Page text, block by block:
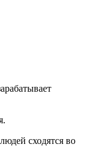
сходятся во